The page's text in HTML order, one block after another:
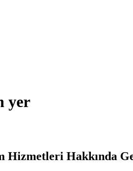
yer
Hizmetleri Hakkında